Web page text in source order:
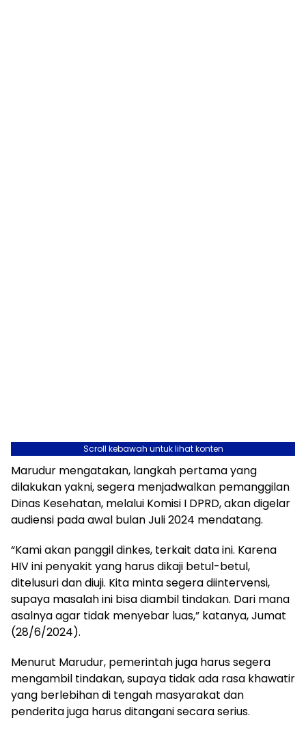
Scroll kebawah untuk lihat konten
Marudur mengatakan, langkah pertama yang
dilakukan yakni, segera menjadwalkan pemanggilan
Dinas Kesehatan, melalui Komisi I DPRD, akan digelar
audiensi pada awal bulan Juli 2024 mendatang.
“Kami akan panggil dinkes, terkait data ini. Karena
HIV ini penyakit yang harus dikaji betul-betul,
ditelusuri dan diuji. Kita minta segera diintervensi,
supaya masalah ini bisa diambil tindakan. Dari mana
asalnya agar tidak menyebar luas,” katanya, Jumat
(28/6/2024).
Menurut Marudur, pemerintah juga harus segera
mengambil tindakan, supaya tidak ada rasa khawatir
yang berlebihan di tengah masyarakat dan
penderita juga harus ditangani secara serius.